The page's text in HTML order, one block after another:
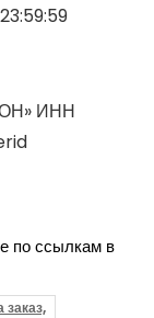
ИНН
по ссылкам в
заказ,